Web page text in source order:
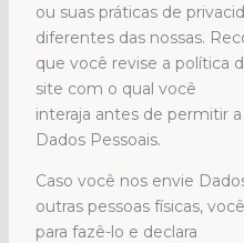
ou suas práticas de
diferentes das nossas.
que você revise a política
site com o qual você
interaja antes de permitir
Dados Pessoais.
Caso você nos envie
outras pessoas físicas,
para fazê-lo e declara